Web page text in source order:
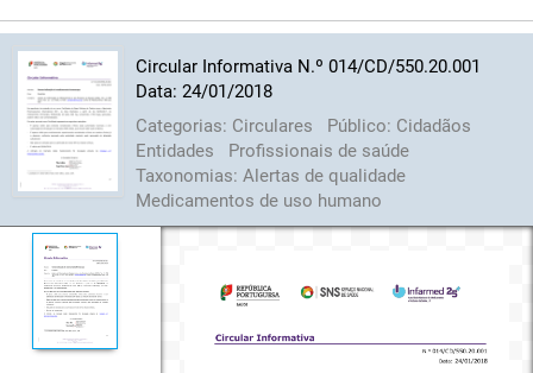
Circular Informativa N.º 014/CD/550.20.001
Data: 24/01/2018
Categorias: Circulares Público: Cidadãos
Entidades
Profissionais de saúde
Taxonomias: Alertas de qualidade
Medicamentos de uso humano